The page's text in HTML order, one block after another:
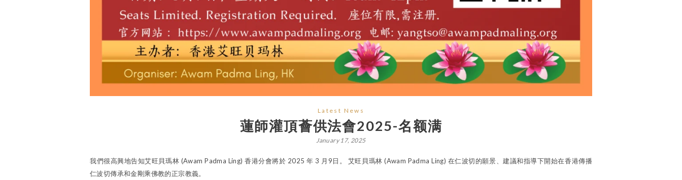
Latest News
蓮師灌頂薈供法會2025-名额满
January 17, 2025
我們很高興地告知艾旺貝瑪林 (Awam Padma Ling) 香港分會將於 2025 年 3 月9日。 艾旺貝瑪林 (Awam Padma Ling) 在仁波切的願景、建議和指導下開始在香港傳播
仁波切傳承和金剛乘佛教的正宗教義。